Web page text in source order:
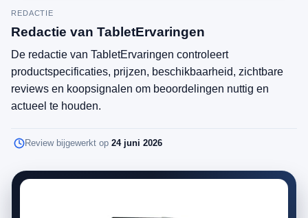
REDACTIE
Redactie van TabletErvaringen
De redactie van TabletErvaringen controleert
productspecificaties, prijzen, beschikbaarheid, zichtbare
reviews en koopsignalen om beoordelingen nuttig en
actueel te houden.
Review bijgewerkt op 24 juni 2026